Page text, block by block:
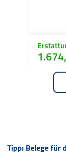
Tipp: Belege für